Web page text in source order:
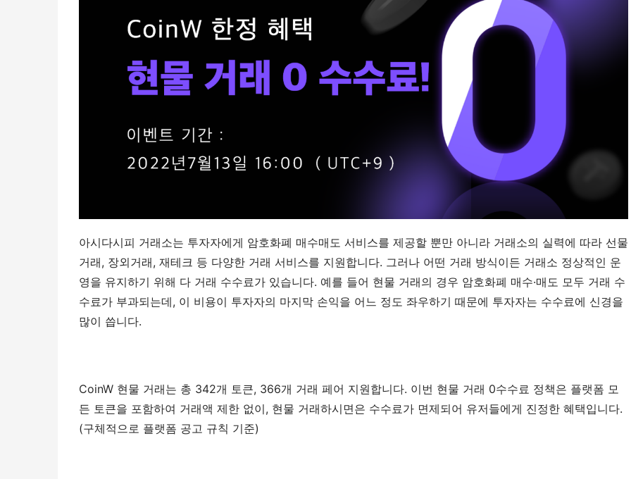
아시다시피 거래소는 투자자에게 암호화폐 매수매도 서비스를 제공할 뿐만 아니라 거래소의 실력에 따라 선물
거래, 장외거래, 재테크 등 다양한 거래 서비스를 지원합니다. 그러나 어떤 거래 방식이든 거래소 정상적인 운
영을 유지하기 위해 다 거래 수수료가 있습니다. 예를 들어 현물 거래의 경우 암호화폐 매수·매도 모두 거래 수
수료가 부과되는데, 이 비용이 투자자의 마지막 손익을 어느 정도 좌우하기 때문에 투자자는 수수료에 신경을
많이 씁니다.
CoinW 현물 거래는 총 342개 토큰, 366개 거래 페어 지원합니다. 이번 현물 거래 0수수료 정책은 플랫폼 모
든 토큰을 포함하여 거래액 제한 없이, 현물 거래하시면은 수수료가 면제되어 유저들에게 진정한 혜택입니다.
(구체적으로 플랫폼 공고 규칙 기준)